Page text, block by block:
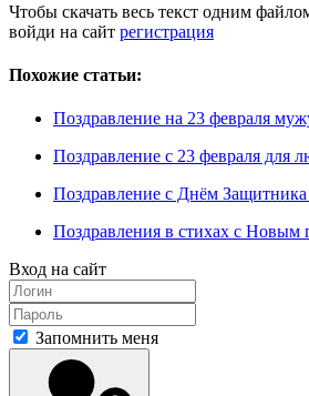
Чтобы скачать весь текст одним
войди на сайт регистрация
Похожие статьи:
Поздравление на 23 февраля
Поздравление с 23 февраля для
Поздравление с Днём Защитника
Поздравления в стихах с Новым
Вход на сайт
Запомнить меня